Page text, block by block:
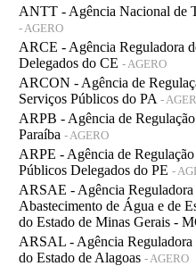
ANTT - Agência Nacional de
- AGERO
ARCE - Agência Reguladora
Delegados do CE - AGERO
ARCON - Agência de
Serviços Públicos do PA -
ARPB - Agência de
Paraíba - AGERO
ARPE - Agência de
Públicos Delegados do PE -
ARSAE - Agência Reguladora
Abastecimento de Água e de
do Estado de Minas Gerais -
ARSAL - Agência Reguladora
do Estado de Alagoas - AGERO